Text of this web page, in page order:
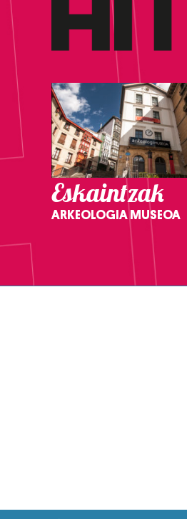
Eskaintzak
ARKEOLOGIA MUSEOA